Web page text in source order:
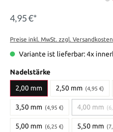
4,95 €*
Preise inkl. MwSt. zzgl. Versandkosten
Variante ist lieferbar: 4x
Nadelstärke
2,00 mm
2,50 mm (4,95 €)
3,50 mm (4,95 €) 4,00 mm
5,00 mm (6,25 €) 5,50 mm